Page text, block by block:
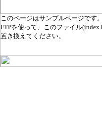
このページはサンプルページです。
FTPを使って、このファイル
置き換えてください。